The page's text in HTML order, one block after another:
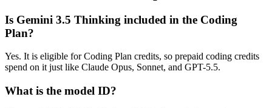
Is Gemini 3.5 Thinking included in the Coding
Plan?
Yes. It is eligible for Coding Plan credits, so prepaid coding credits
spend on it just like Claude Opus, Sonnet, and GPT-5.5.
What is the model ID?